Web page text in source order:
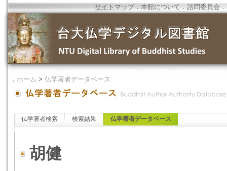
サイトマップ．本館について ．諮問委員会 ．
． ホーム > 仏学著者データベース
仏学著者検索 検索結果 仏学著者データベース
胡健